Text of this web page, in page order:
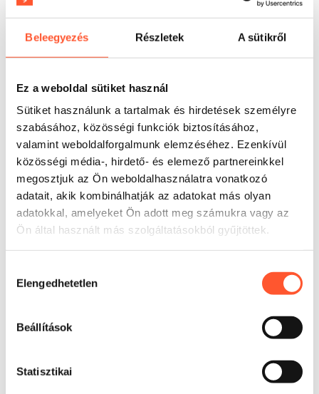
Beleegyezés Részletek A sütikről
Ez a weboldal sütiket használ
Sütiket használunk a tartalmak és hirdetések személyre
szabásához, közösségi funkciók biztosításához,
valamint weboldalforgalmunk elemzéséhez. Ezenkívül
közösségi média-, hirdető- és elemező partnereinkkel
megosztjuk az Ön weboldalhasználatra vonatkozó
adatait, akik kombinálhatják az adatokat más olyan
adatokkal, amelyeket Ön adott meg számukra vagy az
Ön által használt más szolgáltatásokból gyűjtöttek.
kiválasztása
Elengedhetetlen
Beállítások
Statisztikai
Felhasználás
Legjobban játszócsarnok vagy családi rekreációs zóna
magára kell vonnia a figyelmet, és egyetlen jól szervezett
rendszer meghosszabbítja a gyerekek tartózkodási idejét,
ami támogatja a jegyek, születésnapi csomagok és
A markáns erdei motívum megkönnyíti a szezonális